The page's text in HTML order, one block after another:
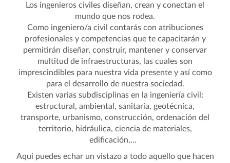
Los ingenieros civiles diseñan, crean y conectan el
mundo que nos rodea.
Como ingeniero/a civil contarás con atribuciones
profesionales y competencias que te capacitarán y
permitirán diseñar, construir, mantener y conservar
multitud de infraestructuras, las cuales son
imprescindibles para nuestra vida presente y así como
para el desarrollo de nuestra sociedad.
Existen varias subdisciplinas en la ingeniería civil:
estructural, ambiental, sanitaria, geotécnica,
transporte, urbanismo, construcción, ordenación del
territorio, hidráulica, ciencia de materiales,
edificación,...
Aquí puedes echar un vistazo a todo aquello que hacen